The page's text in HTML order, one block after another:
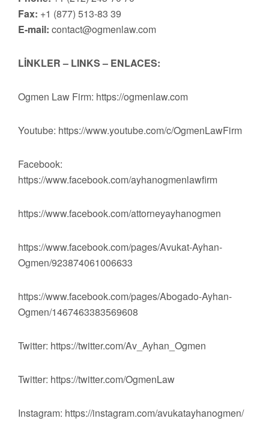
Fax: +1 (877) 513-83 39
E-mail: contact@ogmenlaw.com
LİNKLER – LINKS – ENLACES:
Ogmen Law Firm: https://ogmenlaw.com
Youtube: https://www.youtube.com/c/OgmenLawFirm
Facebook:
https://www.facebook.com/ayhanogmenlawfirm
https://www.facebook.com/attorneyayhanogmen
https://www.facebook.com/pages/Avukat-Ayhan-
Ogmen/923874061006633
https://www.facebook.com/pages/Abogado-Ayhan-
Ogmen/1467463383569608
Twitter: https://twitter.com/Av_Ayhan_Ogmen
Twitter: https://twitter.com/OgmenLaw
Instagram: https://instagram.com/avukatayhanogmen/